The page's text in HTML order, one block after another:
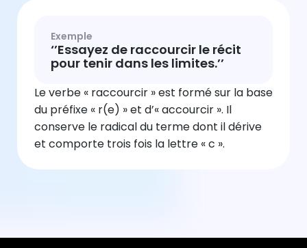
Exemple
‘’Essayez de raccourcir le récit
pour tenir dans les limites.’’
Le verbe « raccourcir » est formé sur la base
du préfixe « r(e) » et d’« accourcir ». Il
conserve le radical du terme dont il dérive
et comporte trois fois la lettre « c ».